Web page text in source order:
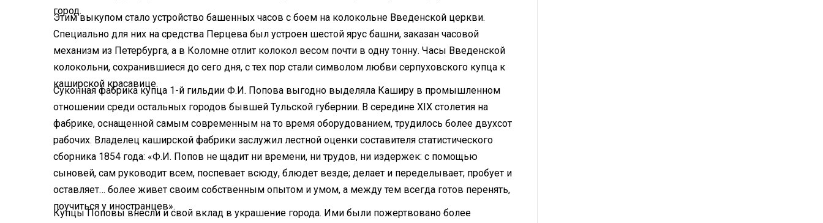
город.
Этим выкупом стало устройство башенных часов с боем на колокольне Введенской церкви.
Специально для них на средства Перцева был устроен шестой ярус башни, заказан часовой
механизм из Петербурга, а в Коломне отлит колокол весом почти в одну тонну. Часы Введенской
колокольни, сохранившиеся до сего дня, с тех пор стали символом любви серпуховского купца к
каширской красавице.
Суконная фабрика купца 1-й гильдии Ф.И. Попова выгодно выделяла Каширу в промышленном
отношении среди остальных городов бывшей Тульской губернии. В середине XIX столетия на
фабрике, оснащенной самым современным на то время оборудованием, трудилось более двухсот
рабочих. Владелец каширской фабрики заслужил лестной оценки составителя статистического
сборника 1854 года: «Ф.И. Попов не щадит ни времени, ни трудов, ни издержек: с помощью
сыновей, сам руководит всем, поспевает всюду, блюдет везде; делает и переделывает; пробует и
оставляет… более живет своим собственным опытом и умом, а между тем всегда готов перенять,
поучиться у иностранцев».
Купцы Поповы внесли и свой вклад в украшение города. Ими были пожертвовано более